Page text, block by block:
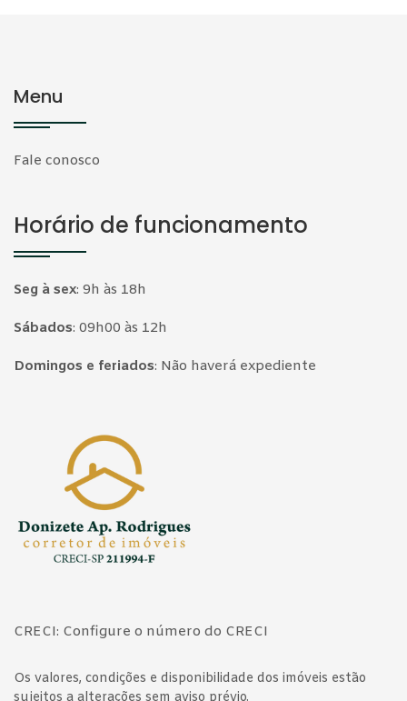
Menu
Fale conosco
Horário de funcionamento
Seg à sex: 9h às 18h
Sábados: 09h00 às 12h
Domingos e feriados: Não haverá expediente
CRECI: Configure o número do CRECI
Os valores, condições e disponibilidade dos imóveis estão